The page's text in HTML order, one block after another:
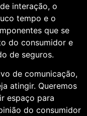
interação, o
tempo e o
que se
do consumidor e
de seguros.
de comunicação,
atingir. Queremos
espaço para
do consumidor